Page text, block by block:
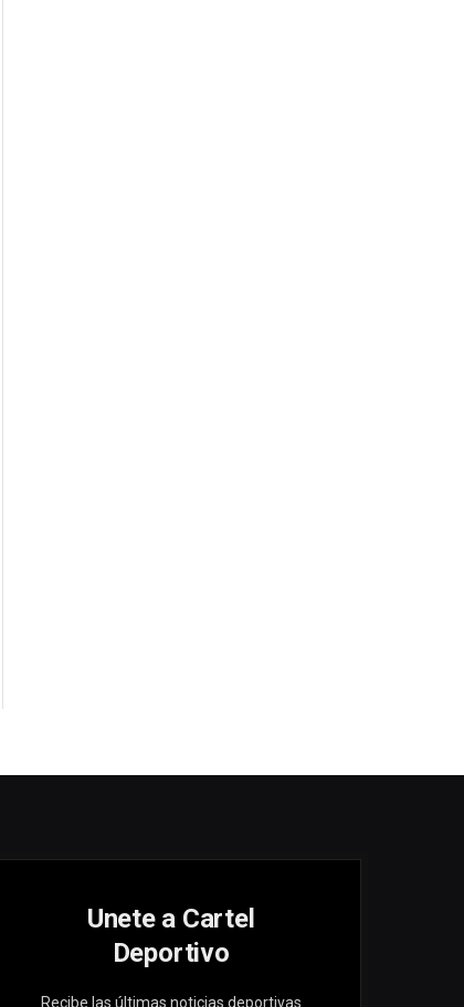
Unete a Cartel
Deportivo
Recibe las últimas noticias deportivas